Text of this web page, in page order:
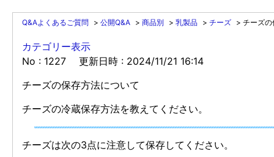
Q&Aよくあるご質問 > 公開Q&A > 商品別 > 乳製品 > チーズ > チーズ
カテゴリー表示
No : 1227
更新日時 : 2024/11/21 16:14
チーズの保存方法について
チーズの冷蔵保存方法を教えてください。
チーズは次の3点に注意して保存してください。